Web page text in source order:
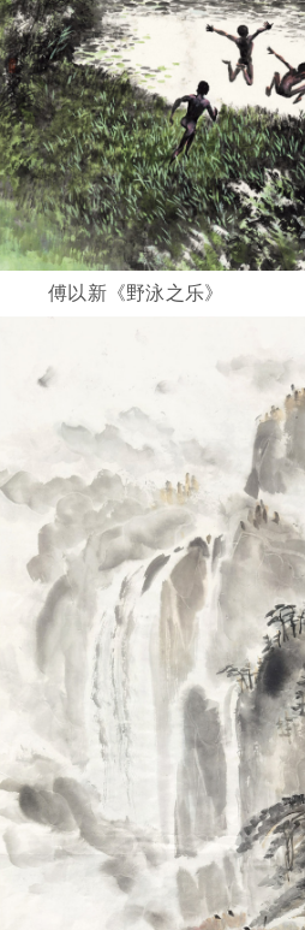
傅以新《野泳之乐》